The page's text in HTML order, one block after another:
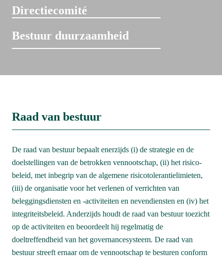
Directiecomité
Bestuur duurzaamheid
Raad van bestuur
De raad van bestuur bepaalt enerzijds (i) de strategie en de
doelstellingen van de betrokken vennootschap, (ii) het risico­
beleid, met inbegrip van de algemene risicotolerantie­limieten,
(iii) de organisatie voor het verlenen of verrichten van
beleggingsdiensten en -activiteiten en nevendiensten en (iv) het
integriteitsbeleid. Anderzijds houdt de raad van bestuur toezicht
op de activiteiten en beoordeelt hij regelmatig de
doeltreffendheid van het governancesysteem. De raad van
bestuur streeft ernaar om de vennoot­schap te besturen conform